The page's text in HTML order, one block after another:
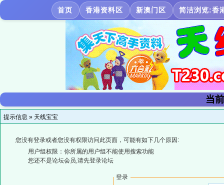
首页 香港资料区 新澳门区 简洁浏览:香
当
提示信息 » 天线宝宝
您没有登录或者您没有权限访问此页面，可能有如下几个原因:
用户组权限：你所属的用户组不能使用搜索功能
您还不是论坛会员,请先登录论坛
登录